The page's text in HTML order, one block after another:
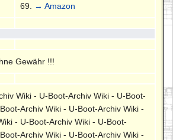
69.
→ Amazon
Gewähr !!!
Wiki - U-Boot-Archiv Wiki - U-Boot-
Archiv Wiki - U-Boot-Archiv Wiki -
- U-Boot-Archiv Wiki - U-Boot-
Archiv Wiki - U-Boot-Archiv Wiki -